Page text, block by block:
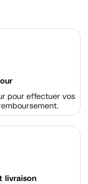
pour effectuer vos
livraison